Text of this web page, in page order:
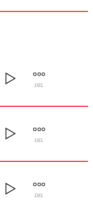
DEL
DEL
DEL